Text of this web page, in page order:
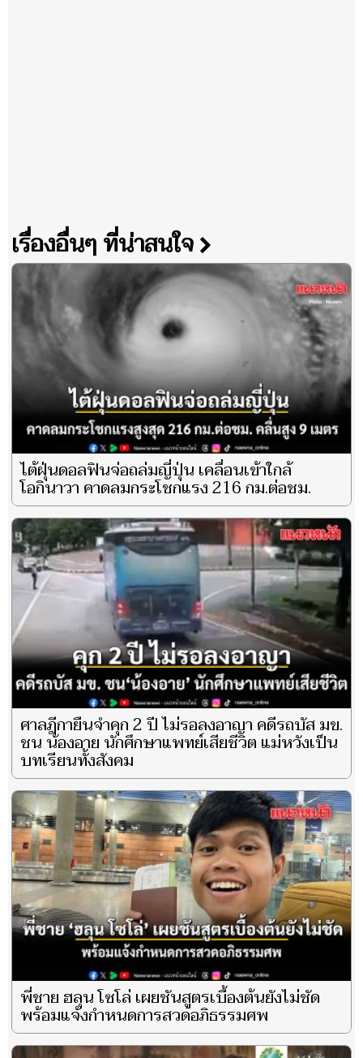
เรื่องอื่นๆ ที่น่าสนใจ
ไต้ฝุ่นดอลฟินจ่อถล่มญี่ปุ่น เคลื่อนเข้าใกล้
โอกินาวา คาดลมกระโชกแรง 216 กม.ต่อชม.
ศาลฎีกายืนจำคุก 2 ปี ไม่รอลงอาญา คดีรถบัส มข.
ชน น้องอาย นักศึกษาแพทย์เสียชีวิต แม่หวังเป็น
บทเรียนทั้งสังคม
พี่ชาย ฮลุน โซโล่ เผยชันสูตรเบื้องต้นยังไม่ชัด
พร้อมแจ้งกำหนดการสวดอภิธรรมศพ